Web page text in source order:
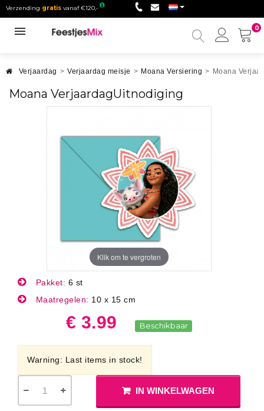
Verzending gratis vanaf €120,-
0
Mijn
Verjaardag > Verjaardag meisje > Moana Versiering > Moana
Moana VerjaardagUitnodiging
Klik om te vergroten
Pakket: 6 st
Maatregelen: 10 x 15 cm
€ 3.99 Beschikbaar
Warning: Last items in stock!
IN WINKELWAGEN